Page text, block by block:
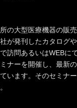
の大型医療機器の販
が発刊したカタログや
訪問あるいはWEBに
ナーを開催し、最新
います。そのセミナ